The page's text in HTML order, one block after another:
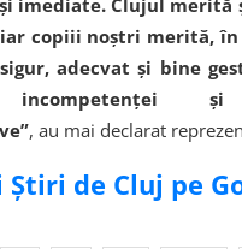
imediate. Clujul merită
copiii noștri merită, în
adecvat și bine
incompetenței și
, au mai declarat
de Cluj pe